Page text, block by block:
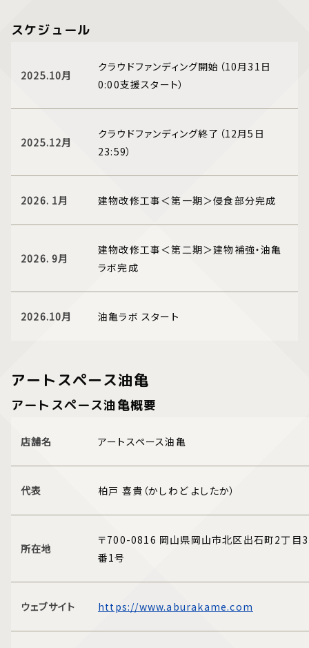
スケジュール
2025.10月
クラウドファンディング開始（10月31日
0:00支援スタート）
2025.12月
クラウドファンディング終了（12月5日
23:59）
2026. 1月 建物改修工事＜第一期＞侵食部分完成
2026. 9月
建物改修工事＜第二期＞建物補強・油亀
ラボ完成
2026.10月 油亀ラボ スタート
アートスペース油亀
アートスペース油亀概要
店舗名 アートスペース油亀
代表 柏戸 喜貴（かしわど よしたか）
所在地
〒700-0816 岡山県岡山市北区出石町2丁目3
番1号
ウェブサイト https://www.aburakame.com